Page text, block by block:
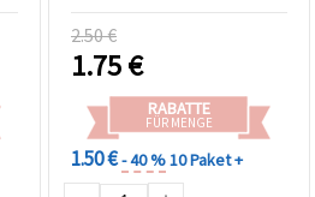
Kinder & Familie
2.50 €
1.75€
RABATTE
FÜR MENGE
1.50 €- 40 %10 Paket +